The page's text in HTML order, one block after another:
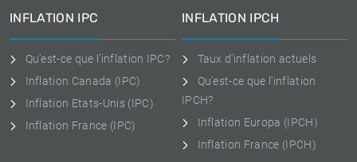
INFLATION IPC
Qu'est-ce que l'inflation IPC?
Inflation Canada (IPC)
Inflation Etats-Unis (IPC)
Inflation France (IPC)
INFLATION IPCH
Taux d'inflation actuels
Qu'est-ce que l'inflation
IPCH?
Inflation Europa (IPCH)
Inflation France (IPCH)